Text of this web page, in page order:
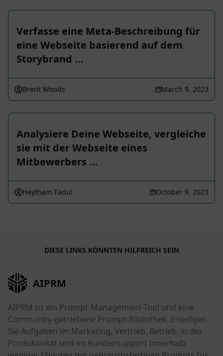
Verfasse eine Meta-Beschreibung für
eine Webseite basierend auf dem
Storybrand …
Brent Woods March 9, 2023
Analysiere Deine Webseite, vergleiche
sie mit der Webseite eines
Mitbewerbers …
Haytham Fadul October 9, 2023
DIESE LINKS KÖNNTEN HILFREICH SEIN
AIPRM
AIPRM ist ein Prompt-Management-Tool und eine
Community-getriebene Prompt-Bibliothek. Erledigen
Sie Aufgaben im Marketing, Vertrieb, Betrieb, in der
Produktivität und im Kundensupport innerhalb